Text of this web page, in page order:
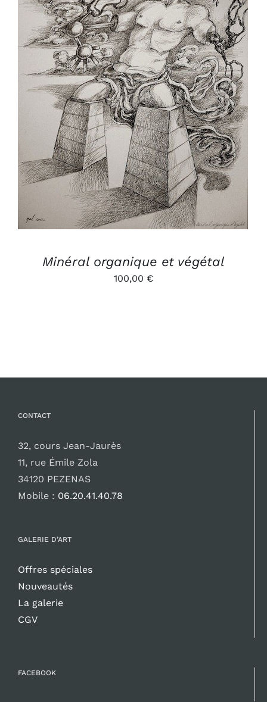
AJOUTER AU PANIER
/
DÉTAILS
Minéral organique et végétal
100,00 €
CONTACT
32, cours Jean-Jaurès
11, rue Émile Zola
34120 PEZENAS
Mobile : 06.20.41.40.78
GALERIE D’ART
Offres spéciales
Nouveautés
La galerie
CGV
FACEBOOK